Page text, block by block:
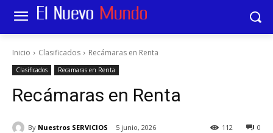
Inicio Clasificados Recámaras en Renta
Clasificados Recamaras en Renta
Recámaras en Renta
By Nuestros SERVICIOS 5 junio, 2026 0
112